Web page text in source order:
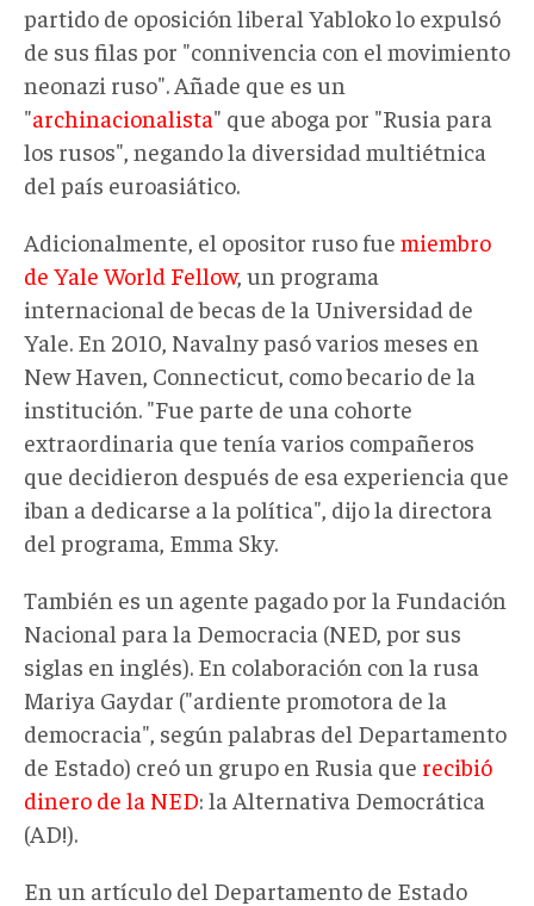
partido de oposición liberal Yabloko lo expulsó
de sus filas por "connivencia con el movimiento
neonazi ruso". Añade que es un
"archinacionalista" que aboga por "Rusia para
los rusos", negando la diversidad multiétnica
del país euroasiático.
Adicionalmente, el opositor ruso fue miembro
de Yale World Fellow, un programa
internacional de becas de la Universidad de
Yale. En 2010, Navalny pasó varios meses en
New Haven, Connecticut, como becario de la
institución. "Fue parte de una cohorte
extraordinaria que tenía varios compañeros
que decidieron después de esa experiencia que
iban a dedicarse a la política", dijo la directora
del programa, Emma Sky.
También es un agente pagado por la Fundación
Nacional para la Democracia (NED, por sus
siglas en inglés). En colaboración con la rusa
Mariya Gaydar ("ardiente promotora de la
democracia", según palabras del Departamento
de Estado) creó un grupo en Rusia que recibió
dinero de la NED: la Alternativa Democrática
(AD!).
En un artículo del Departamento de Estado